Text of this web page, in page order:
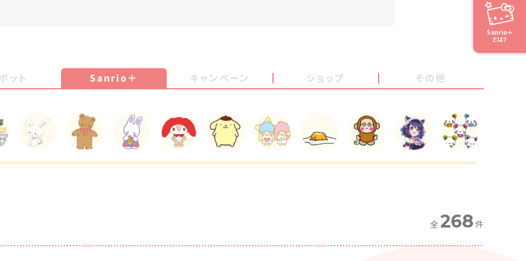
Sanrio＋
とは？
ット Sanrio＋ キャンペーン ショップ その他
全 268 件